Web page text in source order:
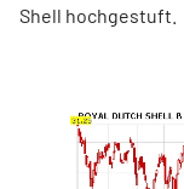
Shell hochgestuft.